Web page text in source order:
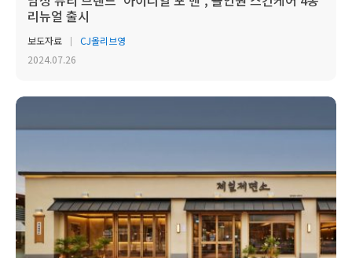
리뉴얼 출시
보도자료
CJ올리브영
2024.07.26